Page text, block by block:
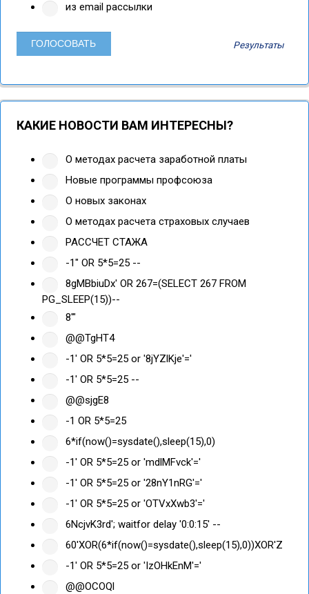
из email рассылки
Результаты
КАКИЕ НОВОСТИ ВАМ ИНТЕРЕСНЫ?
О методах расчета заработной платы
Новые программы профсоюза
О новых законах
О методах расчета страховых случаев
РАССЧЕТ СТАЖА
-1" OR 5*5=25 --
8gMBbiuDx' OR 267=(SELECT 267 FROM
PG_SLEEP(15))--
8'"
@@TgHT4
-1' OR 5*5=25 or '8jYZlKje'='
-1' OR 5*5=25 --
@@sjgE8
-1 OR 5*5=25
6*if(now()=sysdate(),sleep(15),0)
-1' OR 5*5=25 or 'mdlMFvck'='
-1' OR 5*5=25 or '28nY1nRG'='
-1' OR 5*5=25 or 'OTVxXwb3'='
6NcjvK3rd'; waitfor delay '0:0:15' --
60'XOR(6*if(now()=sysdate(),sleep(15),0))XOR'Z
-1' OR 5*5=25 or 'IzOHkEnM'='
@@OCOQl